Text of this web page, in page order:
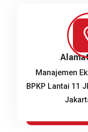
Manajemen
BPKP Lantai 11